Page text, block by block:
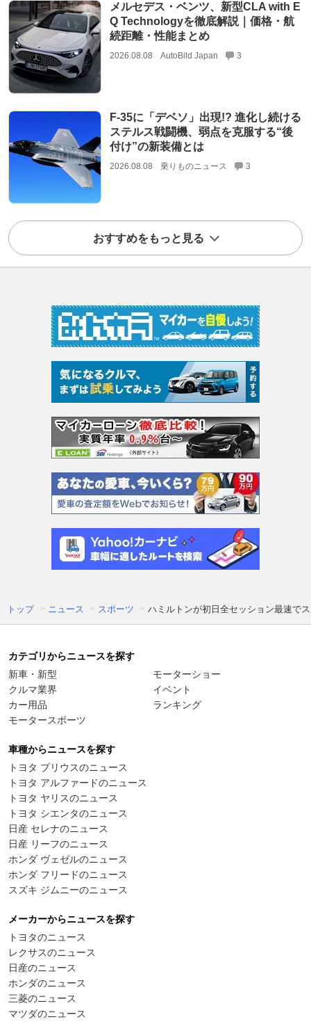
メルセデス・ベンツ、新型CLA with E
Q Technologyを徹底解説｜価格・航
続距離・性能まとめ
2026.08.08 AutoBild Japan 3
F-35に「デベソ」出現!? 進化し続ける
ステルス戦闘機、弱点を克服する“後
付け”の新装備とは
2026.08.08 乗りものニュース 3
おすすめをもっと見る
トップ ニュース スポーツ ハミルトンが初日全セッション最速で
カテゴリからニュースを探す
新車・新型
クルマ業界
カー用品
モータースポーツ
モーターショー
イベント
ランキング
車種からニュースを探す
トヨタ プリウスのニュース
トヨタ アルファードのニュース
トヨタ ヤリスのニュース
トヨタ シエンタのニュース
日産 セレナのニュース
日産 リーフのニュース
ホンダ ヴェゼルのニュース
ホンダ フリードのニュース
スズキ ジムニーのニュース
メーカーからニュースを探す
トヨタのニュース
レクサスのニュース
日産のニュース
ホンダのニュース
三菱のニュース
マツダのニュース